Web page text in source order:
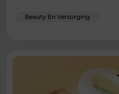
...
Beauty En Verzorging